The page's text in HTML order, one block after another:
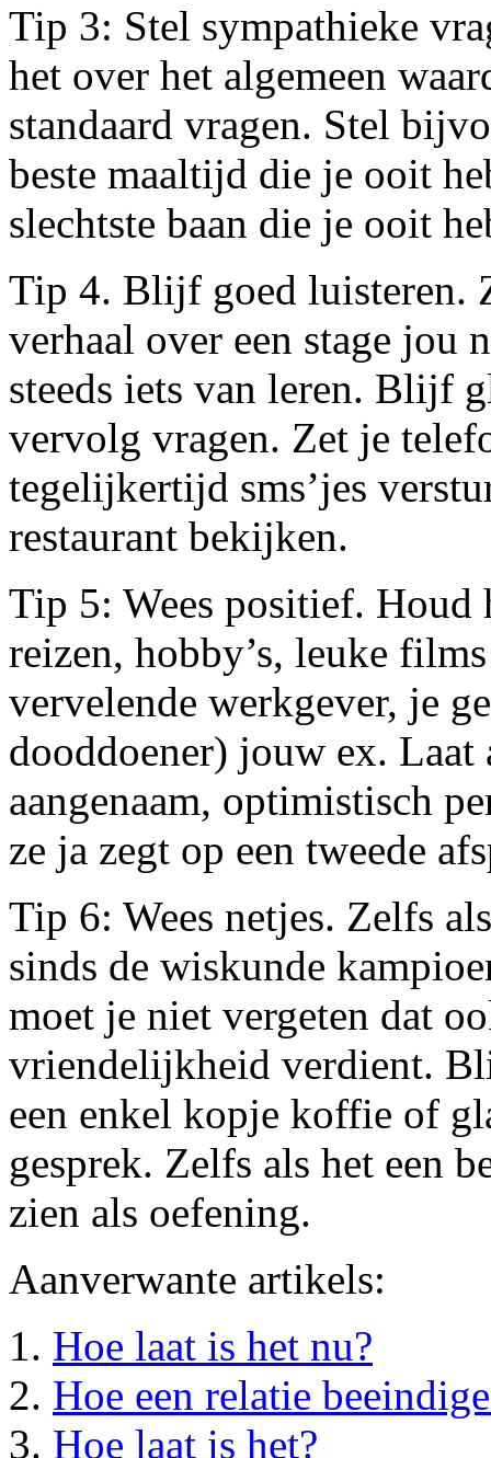
Tip 3: Stel sympathieke
het over het algemeen
standaard vragen. Stel
beste maaltijd die je ooit
slechtste baan die je ooit
Tip 4. Blijf goed luisteren.
verhaal over een stage jou
steeds iets van leren. Blijf
vervolg vragen. Zet je
tegelijkertijd sms’jes
restaurant bekijken.
Tip 5: Wees positief. Houd
reizen, hobby’s, leuke
vervelende werkgever, je
dooddoener) jouw ex. Laat
aangenaam, optimistisch
ze ja zegt op een tweede
Tip 6: Wees netjes. Zelfs
sinds de wiskunde
moet je niet vergeten dat
vriendelijkheid verdient.
een enkel kopje koffie of
gesprek. Zelfs als het een
zien als oefening.
Aanverwante artikels:
Hoe laat is het nu?
Hoe een relatie
Hoe laat is het?